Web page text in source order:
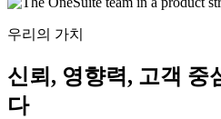
우리의 가치
신뢰, 영향력, 고객 중
다